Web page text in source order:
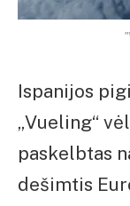
Ispanijos
„Vueling“
paskelbtas
dešimtis